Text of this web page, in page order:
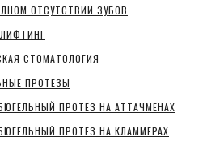
ОТСУТСТВИИ ЗУБОВ
СТОМАТОЛОГИЯ
ПРОТЕЗЫ
ПРОТЕЗ НА АТТАЧМЕНАХ
ПРОТЕЗ НА КЛАММЕРАХ